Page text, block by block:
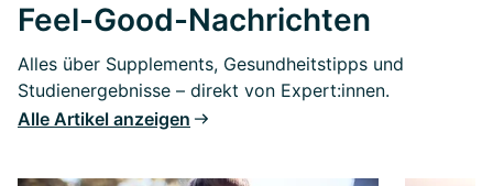
Feel-Good-Nachrichten
Alles über Supplements, Gesundheitstipps und
Studienergebnisse – direkt von Expert:innen.
Alle Artikel anzeigen